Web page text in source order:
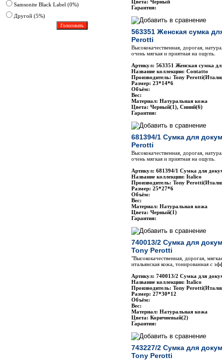
Samsonite Black Label (0%)
Другoй (5%)
Цвета: Черный
Гарантия:
563351 Женская сумка
Perotti
Высококачественная, дорогая,
очень мягкая и приятная на ощупь.
Артикул: 563351 Женская сумка
Название коллекции: Contatto
Производитель: Tony
Размер: 23*14*6
Объём:
Вес:
Материал: Натуральная кожа
Цвета: Черный(1), Синий(6)
Гарантия:
681394/1 Сумка для
Perotti
Высококачественная, дорогая,
очень мягкая и приятная на ощупь.
Артикул: 681394/1 Сумка для
Название коллекции: Italico
Производитель: Tony
Размер: 25*27*6
Объём:
Вес:
Материал: Натуральная кожа
Цвета: Черный(1)
Гарантия:
740013/2 Сумка для
Tony Perotti
"Высококачественная, дорогая,
итальянская кожа, тонированная с
Артикул: 740013/2 Сумка для
Название коллекции: Italico
Производитель: Tony
Размер: 27*30*12
Объём:
Вес:
Материал: Натуральная кожа
Цвета: Коричневый(2)
Гарантия:
743227/2 Сумка для
Tony Perotti